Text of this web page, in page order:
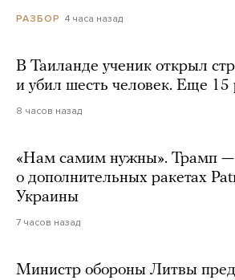
РАЗБОР 4 часа назад
В Таиланде ученик открыл
и убил шесть человек. Еще 15
8 часов назад
«Нам самим нужны». Трамп —
о дополнительных ракетах
Украины
7 часов назад
Министр обороны Литвы